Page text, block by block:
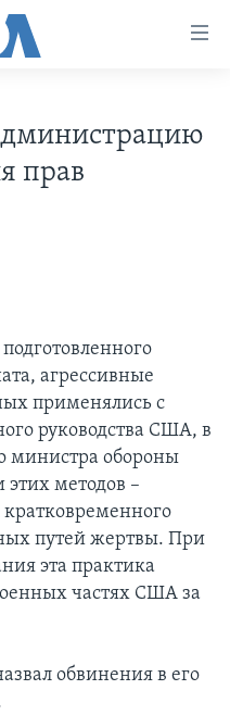
прав
агрессивные
применялись с
руководства США, в
министра обороны
методов –
путей жертвы. При
эта практика
частях США за
обвинения в его